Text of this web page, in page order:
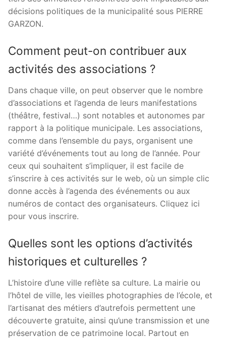
décisions politiques de la municipalité sous PIERRE
GARZON.
Comment peut-on contribuer aux
activités des associations ?
Dans chaque ville, on peut observer que le nombre
d’associations et l’agenda de leurs manifestations
(théâtre, festival…) sont notables et autonomes par
rapport à la politique municipale. Les associations,
comme dans l’ensemble du pays, organisent une
variété d’événements tout au long de l’année. Pour
ceux qui souhaitent s’impliquer, il est facile de
s’inscrire à ces activités sur le web, où un simple clic
donne accès à l’agenda des événements ou aux
numéros de contact des organisateurs. Cliquez ici
pour vous inscrire.
Quelles sont les options d’activités
historiques et culturelles ?
L’histoire d’une ville reflète sa culture. La mairie ou
l’hôtel de ville, les vieilles photographies de l’école, et
l’artisanat des métiers d’autrefois permettent une
découverte gratuite, ainsi qu’une transmission et une
préservation de ce patrimoine local. Partout en